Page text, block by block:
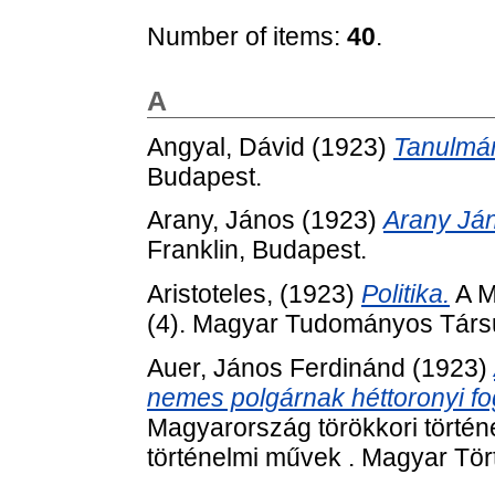
Number of items: 40.
A
Angyal, Dávid (1923)
Budapest.
Arany, János (1923)Arany
Franklin, Budapest.
Aristoteles, (1923) Politika. A
(4). Magyar Tudományos
Auer, János Ferdinánd (1923)
nemes polgárnak héttoronyi
Magyarország törökkori
történelmi művek . Magyar